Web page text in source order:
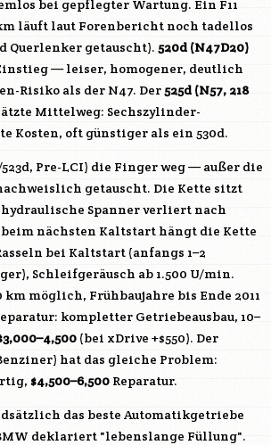
bei gepflegter Wartung. Ein F11
läuft laut Forenbericht noch tadellos
Querlenker getauscht). 520d (N47D20)
— leiser, homogener, deutlich
Risiko als der N47. Der525d (N57, 218
Mittelweg: Sechszylinder-
Kosten, oft günstiger als ein 530d.
523d, Pre-LCI) die Finger weg — außer die
getauscht. Die Kette sitzt
Spanner verliert nach
nächsten Kaltstart hängt die Kette
bei Kaltstart (anfangs 1–2
Schleifgeräusch ab 1.500 U/min.
km möglich, Frühbaujahre bis Ende 2011
kompletter Getriebeausbau, 10–
(bei xDrive +$550). Der
hat das gleiche Problem:
$4,500–6,500 Reparatur.
das beste Automatikgetriebe
deklariert "lebenslange Füllung".